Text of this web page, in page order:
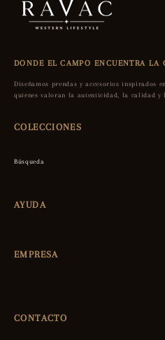
DONDE EL CAMPO ENCUENTRA LA
Diseñamos prendas y accesorios inspirados
quienes valoran la autenticidad, la calidad y
COLECCIONES
Búsqueda
AYUDA
EMPRESA
CONTACTO